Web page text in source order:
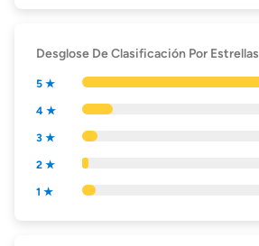
Desglose De Clasificación Por Estrellas
5 ★
4 ★
3 ★
2 ★
1 ★